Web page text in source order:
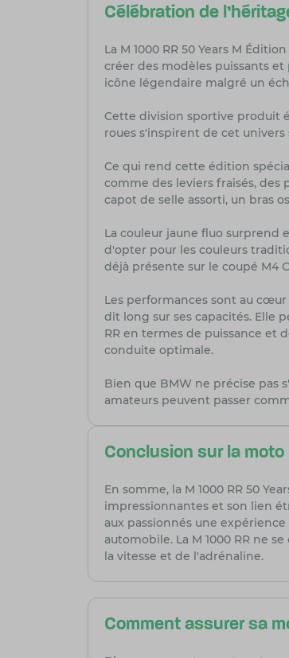
Célébration de
La M 1000 RR 50 Years M
créer des modèles puissants
icône légendaire malgré un
Cette division sportive produit
roues s'inspirent de cet
Ce qui rend cette édition
comme des leviers fraisés, des
capot de selle assorti, un bras
La couleur jaune fluo surprend
d'opter pour les couleurs
déjà présente sur le coupé M4
Les performances sont au
dit long sur ses capacités. Elle
RR en termes de puissance et
conduite optimale.
Bien que BMW ne précise pas
amateurs peuvent passer
Conclusion sur la
En somme, la M 1000 RR 50
impressionnantes et son lien
aux passionnés une
automobile. La M 1000 RR ne
la vitesse et de l'adrénaline.
Comment assurer sa